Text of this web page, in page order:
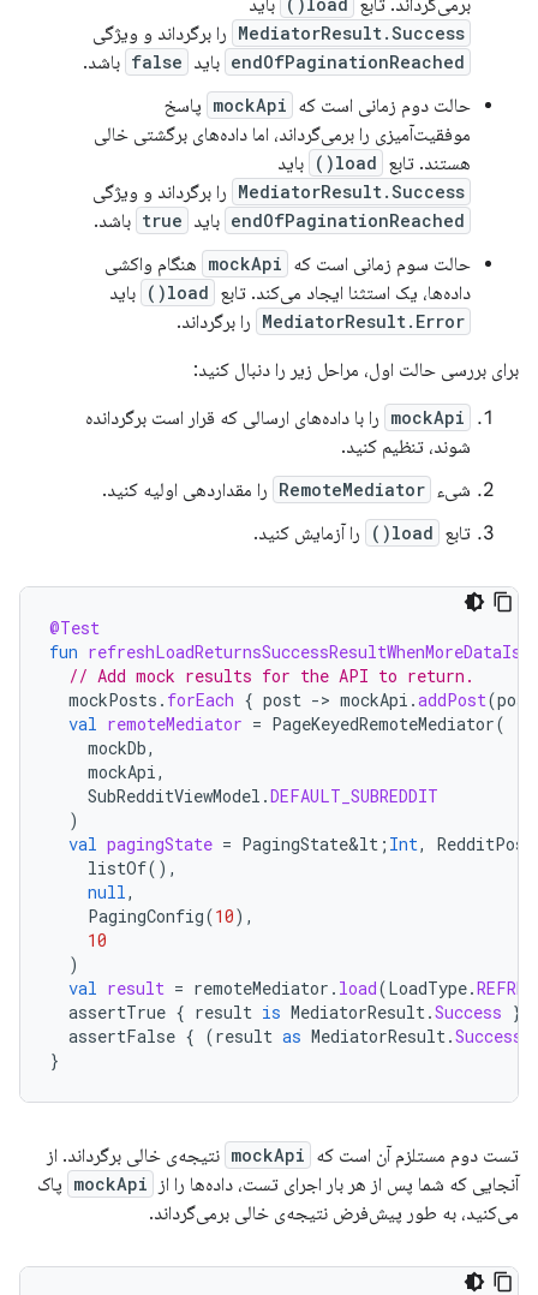
برمی‌گرداند. تابع
باید
MediatorResult.Success را برگرداند و ویژگی
endOfPaginationReached باید false باشد.
حالت دوم زمانی است که mockApi پاسخ
موفقیت‌آمیزی را برمی‌گرداند، اما داده‌های برگشتی خالی
هستند. تابع load() باید
MediatorResult.Success را برگرداند و ویژگی
endOfPaginationReached باید true باشد.
حالت سوم زمانی است که mockApi هنگام واکشی
داده‌ها، یک استثنا ایجاد می‌کند. تابع load() باید
MediatorResult.Error را برگرداند.
برای بررسی حالت اول، مراحل زیر را دنبال کنید:
mockApi را با داده‌های ارسالی که قرار است برگردانده
شوند، تنظیم کنید.
شیء RemoteMediator را مقداردهی اولیه کنید.
تابع load() را آزمایش کنید.
@Test
fun
// Add mock results for the API to return.
mockPosts . forEach { post -> mockApi .addPost(post
val remoteMediator = PageKeyedRemoteMediator(
mockDb,
mockApi,
SubRedditViewModel .DEFAULT_SUBREDDIT
)
val pagingState = PagingState&lt ; Int,
listOf(),
null,
PagingConfig(10),
10
)
val result = remoteMediator . load(LoadType.
assertTrue { result is MediatorResult.Success }
assertFalse { (result as MediatorResult.Success
}
تست دوم مستلزم آن است که mockApi نتیجه‌ی خالی برگرداند. از
آنجایی که شما پس از هر بار اجرای تست، داده‌ها را از
mockApi پاک
می‌کنید، به طور پیش‌فرض نتیجه‌ی خالی برمی‌گرداند.